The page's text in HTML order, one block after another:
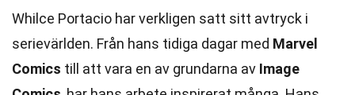
Whilce Portacio har verkligen satt sitt avtryck i
serievärlden. Från hans tidiga dagar med Marvel
Comics till att vara en av grundarna av Image